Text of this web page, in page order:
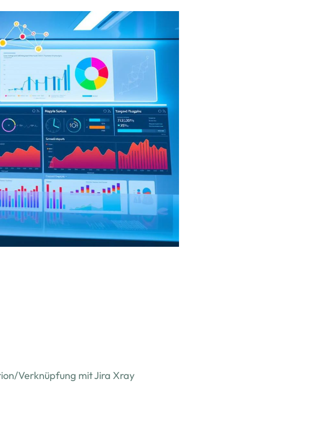
Verknüpfung mit Jira Xray